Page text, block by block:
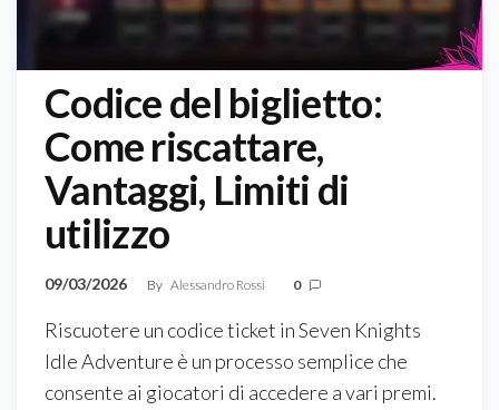
Codice del biglietto:
Come riscattare,
Vantaggi, Limiti di
utilizzo
09/03/2026 By Alessandro Rossi 0
Riscuotere un codice ticket in Seven Knights
Idle Adventure è un processo semplice che
consente ai giocatori di accedere a vari premi.